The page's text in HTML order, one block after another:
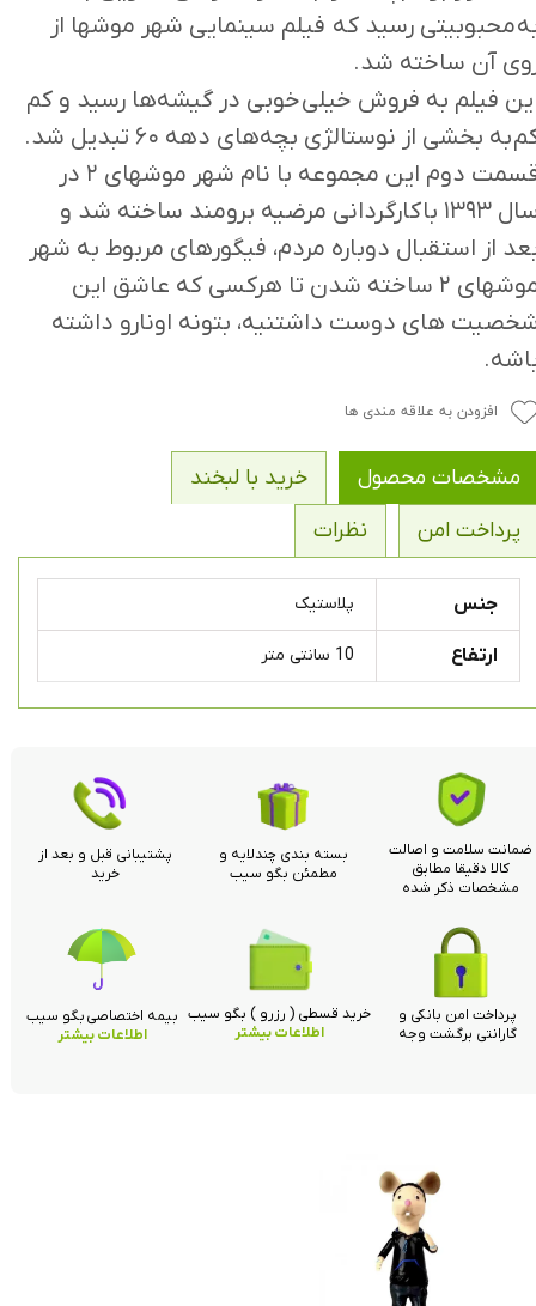
محبوبیتی رسید که فیلم سینمایی شهر موشها از
آن ساخته شد.
فیلم به فروش خیلی خوبی در گیشه‌ها رسید و کم
کم به بخشی از نوستالژی بچه‌های دهه ۶۰ تبدیل شد.
قسمت دوم این مجموعه با نام شهر موشهای ۲ در
سال ۱۳۹۳ با کارگردانی مرضیه برومند ساخته شد و
از استقبال دوباره مردم، فیگورهای مربوط به شهر
موشهای ۲ ساخته شدن تا هرکسی که عاشق این
های دوست داشتنیه، بتونه اونارو داشته
افزودن به علاقه مندی ها
مشخصات محصول
خرید با لبخند
پرداخت امن
نظرات
جنس پلاستیک
ارتفاع 10 سانتی متر
ضمانت سلامت و اصالت
کالا دقیقا مطابق
مشخصات ذکر شده
بسته بندی چندلایه و
مطمئن بگو سیب
پشتیبانی قبل و بعد از
خرید
خرید قسطی ( رزرو ) بگو سیب
اطلاعات بیشتر
پرداخت امن بانکی و
گارانتی برگشت وجه
بیمه اختصاصی بگو سیب
اطلاعات بیشتر